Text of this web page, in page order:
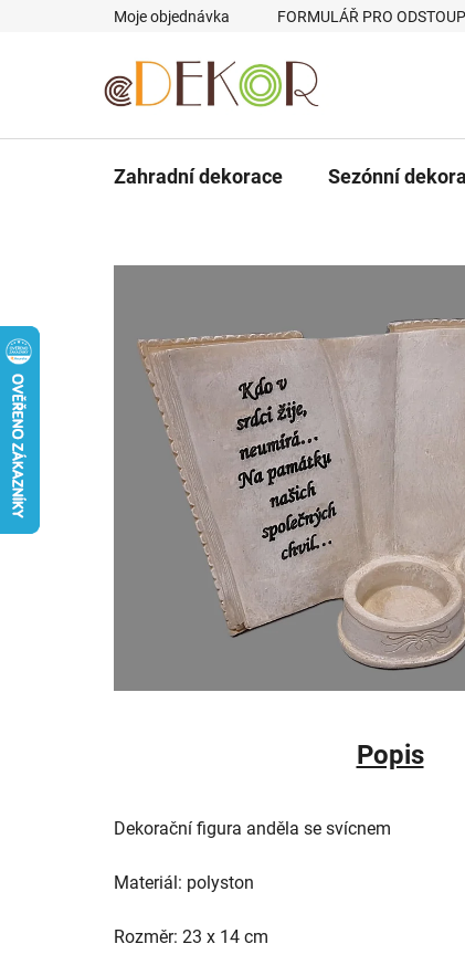
Moje objednávka FORMULÁŘ PRO
Zahradní dekorace Sezónní
Popis
Dekorační figura anděla se svícnem
Materiál: polyston
Rozměr: 23 x 14 cm